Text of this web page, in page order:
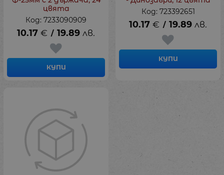
цвята
Код: 7233090909
10.17 € / 19.89 лв.
КУПИ
Код: 723392651
10.17 € / 19.89 лв.
КУПИ